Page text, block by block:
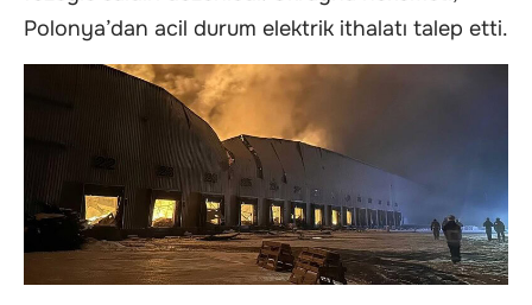
Polonya’dan acil durum elektrik ithalatı talep etti.